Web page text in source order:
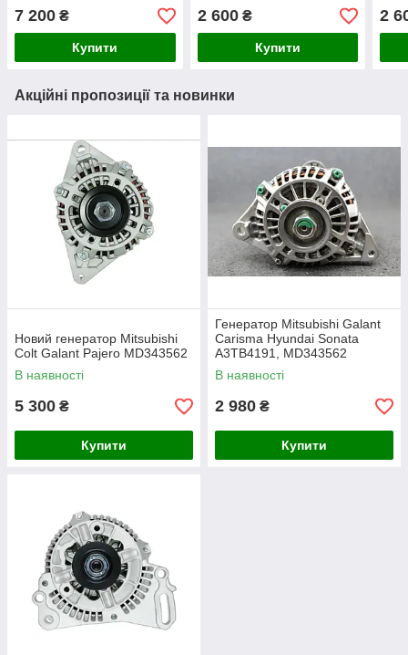
7 200 ₴
Купити
2 600₴
Купити
2
Акційні пропозиції та новинки
Новий генератор Mitsubishi
Colt Galant Pajero MD343562
В наявності
5 300 ₴
Купити
Генератор Mitsubishi Galant
Carisma Hyundai Sonata
A3TB4191, MD343562
В наявності
2 980 ₴
Купити